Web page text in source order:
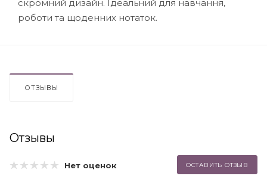
скромний дизайн. Ідеальний для навчання,
роботи та щоденних нотаток.
ОТЗЫВЫ
Отзывы
Нет оценок ОСТАВИТЬ ОТЗЫВ